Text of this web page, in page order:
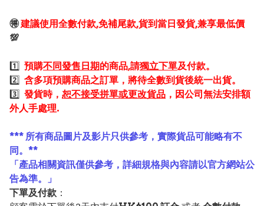
🉐建議使用全數付款,免補尾款,貨到當日發貨,兼享最低價
💯
1️⃣ 預購不同發售日期的商品,請獨立下單及付款。
2️⃣ 含多項預購商品之訂單，將待全數到貨後統一出貨。
3️⃣ 發貨時， 恕不接受拼單或更改貨品 ，因公司無法安排額
外人手處理.
*** 所有商品圖片及影片只供參考，實際貨品可能略有不
同。**
「產品相關資訊僅供參考，詳細規格與內容請以官方網站公
告為準。」
下單及付款 ：